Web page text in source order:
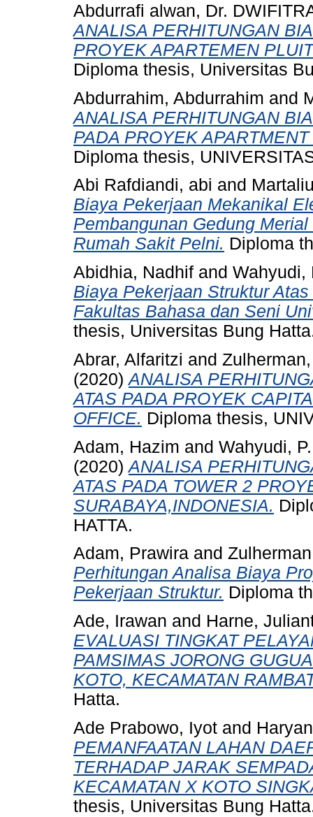
Abdurrafi alwan, Dr.
ANALISA PERHITUNGAN
PROYEK APARTEMEN
Diploma thesis, Universitas
Abdurrahim, Abdurrahim and
ANALISA PERHITUNGAN
PADA PROYEK
Diploma thesis,
Abi Rafdiandi, abi and
Biaya Pekerjaan Mekanikal
Pembangunan Gedung
Rumah Sakit Pelni. Diploma
Abidhia, Nadhif and Wahyudi,
Biaya Pekerjaan Struktur
Fakultas Bahasa dan Seni
thesis, Universitas Bung
Abrar, Alfaritzi and
(2020)ANALISA
ATAS PADA PROYEK
OFFICE. Diploma thesis,
Adam, Hazim and Wahyudi,
(2020)ANALISA
ATAS PADA TOWER 2
SURABAYA,INDONESIA.
HATTA.
Adam, Prawira and
Perhitungan Analisa Biaya
Pekerjaan Struktur. Diploma
Ade, Irawan and Harne,
EVALUASI TINGKAT
PAMSIMAS JORONG
KOTO, KECAMATAN
Hatta.
Ade Prabowo, Iyot and
PEMANFAATAN LAHAN
TERHADAP JARAK
KECAMATAN X KOTO
thesis, Universitas Bung